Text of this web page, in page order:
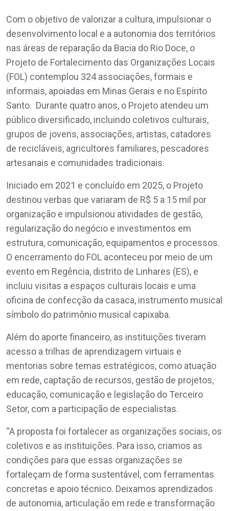
Com o objetivo de valorizar a cultura, impulsionar o
desenvolvimento local e a autonomia dos territórios
nas áreas de reparação da Bacia do Rio Doce, o
Projeto de Fortalecimento das Organizações Locais
(FOL) contemplou 324 associações, formais e
informais, apoiadas em Minas Gerais e no Espírito
Santo. Durante quatro anos, o Projeto atendeu um
público diversificado, incluindo coletivos culturais,
grupos de jovens, associações, artistas, catadores
de recicláveis, agricultores familiares, pescadores
artesanais e comunidades tradicionais.
Iniciado em 2021 e concluído em 2025, o Projeto
destinou verbas que variaram de R$ 5 a 15 mil por
organização e impulsionou atividades de gestão,
regularização do negócio e investimentos em
estrutura, comunicação, equipamentos e processos.
O encerramento do FOL aconteceu por meio de um
evento em Regência, distrito de Linhares (ES), e
incluiu visitas a espaços culturais locais e uma
oficina de confecção da casaca, instrumento musical
símbolo do patrimônio musical capixaba.
Além do aporte financeiro, as instituições tiveram
acesso a trilhas de aprendizagem virtuais e
mentorias sobre temas estratégicos, como atuação
em rede, captação de recursos, gestão de projetos,
educação, comunicação e legislação do Terceiro
Setor, com a participação de especialistas.
“A proposta foi fortalecer as organizações sociais, os
coletivos e as instituições. Para isso, criamos as
condições para que essas organizações se
fortaleçam de forma sustentável, com ferramentas
concretas e apoio técnico. Deixamos aprendizados
de autonomia, articulação em rede e transformação